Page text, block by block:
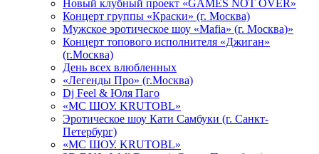
Новый клубный проект «GAMES NOT OVER»
Концерт группы «Краски» (г. Москва)
Мужское эротическое шоу «Mafia» (г. Москва)»
Концерт топового исполнителя «Джиган»
(г.Москва)
День всех влюбленных
«Легенды Про» (г.Москва)
Dj Feel & Юля Паго
«МС ШОУ. KRUTOBL»
Эротическое шоу Кати Самбуки (г. Санкт-
Петербург)
«МС ШОУ. KRUTOBL»